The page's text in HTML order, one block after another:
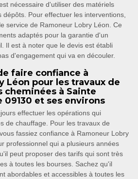
nécessaire d'utiliser des matériels
dépôts. Pour effectuer les interventions,
service de Ramoneur Lobry Léon. Ce
adaptés pour la garantie d'un
Il est à noter que le devis est établi
d'engagement qui va en découler.
faire confiance à
Léon pour les travaux de
cheminées à Sainte
09130 et ses environs
effectuer les opérations qui
de chauffage. Pour les travaux de
fassiez confiance à Ramoneur Lobry
professionnel qui a plusieurs années
peut proposer des tarifs qui sont très
à toutes les bourses. Sachez qu'il
abordables et accessibles à toutes les